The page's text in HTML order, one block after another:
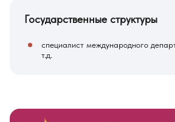
Государственные структуры
специалист международного
т.д.